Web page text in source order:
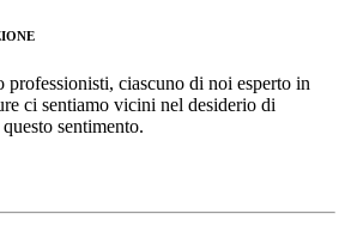
professionisti, ciascuno di noi esperto in
ci sentiamo vicini nel desiderio di
sentimento.